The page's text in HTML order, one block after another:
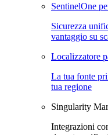
SentinelOne
Sicurezza
vantaggio su
Localizzatore
La tua fonte
tua regione
Singularity
Integrazioni